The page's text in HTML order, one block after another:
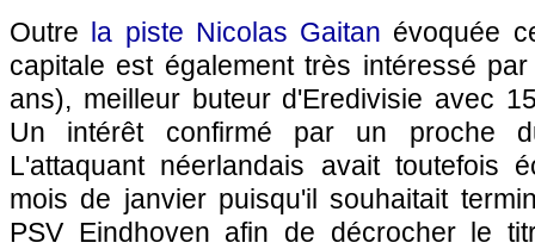
Outre la piste Nicolas Gaitan évoquée
capitale est également très intéressé
ans), meilleur buteur d'Eredivisie avec
Un intérêt confirmé par un proche
L'attaquant néerlandais avait toutefois
mois de janvier puisqu'il souhaitait
PSV Eindhoven afin de décrocher le